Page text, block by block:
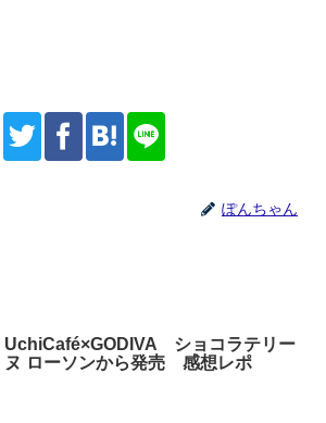
ぽんちゃん
UchiCafé×GODIVA ショコラテリー
ヌ ローソンから発売 感想レポ